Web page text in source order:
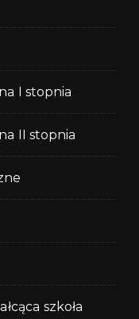
I stopnia
II stopnia
szkoła